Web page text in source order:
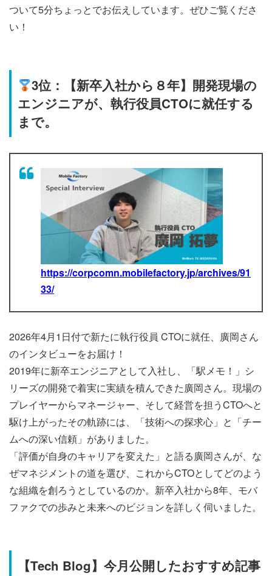
ついて5分ちょっとでお伝えしています。ぜひご覧くださ
い！
3位：【新卒入社から８年】開発現場の
エンジニアが、執行役員CTOに就任する
まで。
https://corpcomn.mobilefactory.jp/archives/91
33/
2026年4月1日付で新たに執行役員 CTOに就任、廣岡さん
のインタビューをお届け！
2019年に新卒エンジニアとして入社し、「駅メモ！」シ
リーズの開発で着実に実績を積んできた廣岡さん。現場の
プレイヤーからマネージャー、そして経営を担うCTOへと
駆け上がったその軌跡には、「技術への探求心」と「チー
ムへの深い信頼」がありました。
「評価が自身のキャリアを変えた」と語る廣岡さんが、な
ぜマネジメントの道を選び、これからCTOとしてどのよう
な組織を創ろうとしているのか。新卒入社から8年、モバ
ファクでの歩みと未来へのビジョンを詳しく伺いました。
【Tech Blog】今月公開したおすすめ記事